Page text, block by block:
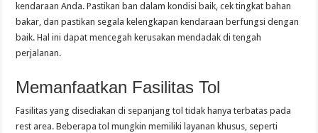
kendaraan Anda. Pastikan ban dalam kondisi baik, cek tingkat bahan
bakar, dan pastikan segala kelengkapan kendaraan berfungsi dengan
baik. Hal ini dapat mencegah kerusakan mendadak di tengah
perjalanan.
Memanfaatkan Fasilitas Tol
Fasilitas yang disediakan di sepanjang tol tidak hanya terbatas pada
rest area. Beberapa tol mungkin memiliki layanan khusus, seperti